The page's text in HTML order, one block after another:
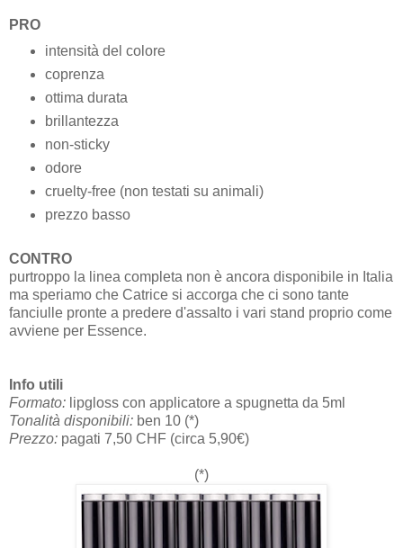
PRO
intensità del colore
coprenza
ottima durata
brillantezza
non-sticky
odore
cruelty-free (non testati su animali)
prezzo basso
CONTRO
purtroppo la linea completa non è ancora disponibile in Italia
ma speriamo che Catrice si accorga che ci sono tante
fanciulle pronte a predere d'assalto i vari stand proprio come
avviene per Essence.
Info utili
Formato: lipgloss con applicatore a spugnetta da 5ml
Tonalità disponibili: ben 10 (*)
Prezzo: pagati 7,50 CHF (circa 5,90€)
(*)